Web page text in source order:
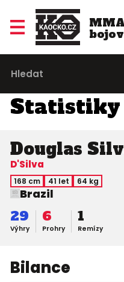
Statistiky
Douglas
D'Silva
168 cm 41 let 64 kg
Brazil
Výhry
29
Prohry
6
Remízy
1
Bilance